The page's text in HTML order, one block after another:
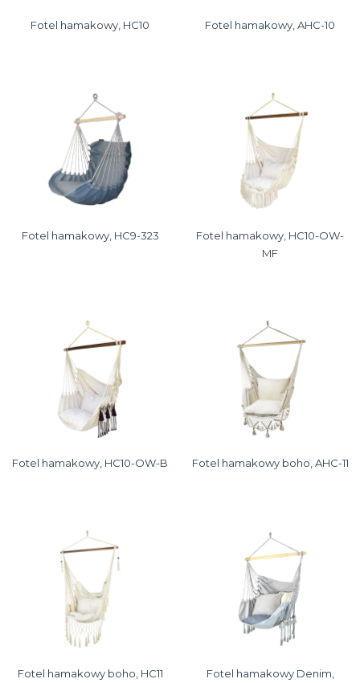
Fotel hamakowy, HC10 Fotel hamakowy, AHC-10
Fotel hamakowy, HC9-323
Fotel hamakowy, HC10-OW-
MF
Fotel hamakowy, HC10-OW-B Fotel hamakowy boho, AHC-11
Fotel hamakowy boho, HC11
Fotel hamakowy Denim,